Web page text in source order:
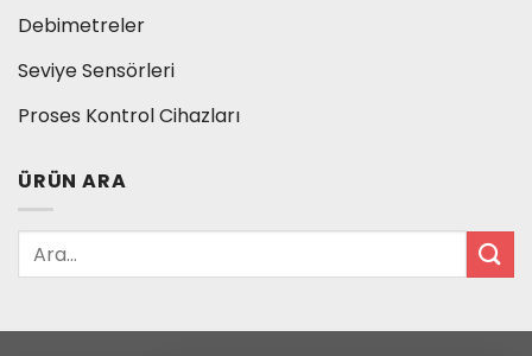
Debimetreler
Seviye Sensörleri
Proses Kontrol Cihazları
ÜRÜN ARA